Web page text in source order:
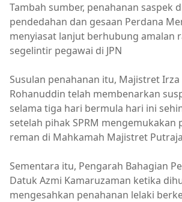
Tambah sumber, penahanan saspek
pendedahan dan gesaan Perdana
menyiasat lanjut berhubung amalan
segelintir pegawai di JPN
Susulan penahanan itu, Majistret Irza
Rohanuddin telah membenarkan
selama tiga hari bermula hari ini
setelah pihak SPRM mengemukakan
reman di Mahkamah Majistret
Sementara itu, Pengarah Bahagian
Datuk Azmi Kamaruzaman ketika
mengesahkan penahanan lelaki